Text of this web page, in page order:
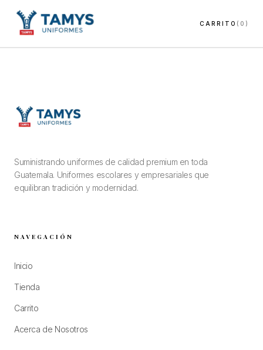
CARRITO (0)
Suministrando uniformes de calidad premium en toda
Guatemala. Uniformes escolares y empresariales que
equilibran tradición y modernidad.
NAVEGACIÓN
Inicio
Tienda
Carrito
Acerca de Nosotros